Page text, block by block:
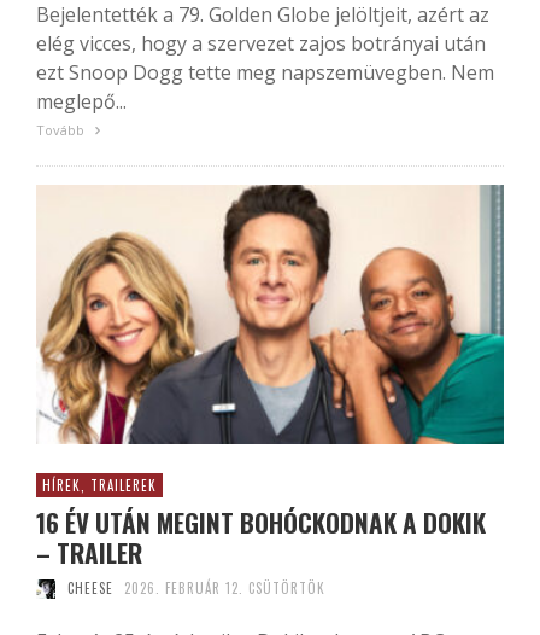
Bejelentették a 79. Golden Globe jelöltjeit, azért az
elég vicces, hogy a szervezet zajos botrányai után
ezt Snoop Dogg tette meg napszemüvegben. Nem
meglepő...
Tovább
HÍREK, TRAILEREK
16 ÉV UTÁN MEGINT BOHÓCKODNAK A DOKIK
– TRAILER
CHEESE 2026. FEBRUÁR 12. CSÜTÖRTÖK